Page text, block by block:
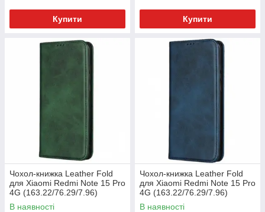
Купити Купити
Чохол-книжка Leather Fold
для Xiaomi Redmi Note 15 Pro
4G (163.22/76.29/7.96)
(Темно-зелений)
В наявності
Чохол-книжка Leather Fold
для Xiaomi Redmi Note 15 Pro
4G (163.22/76.29/7.96)
(Темно-синій)
В наявності